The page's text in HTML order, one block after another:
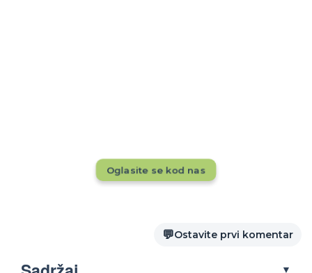
Oglasite se kod nas
💬Ostavite prvi komentar
▼